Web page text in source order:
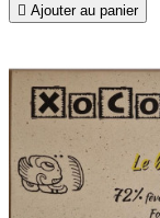
 Ajouter au panier